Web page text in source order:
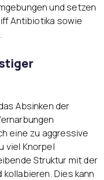
und setzen
Antibiotika sowie
Absinken der
eine zu aggressive
viel Knorpel
Struktur mit der
Dies kann